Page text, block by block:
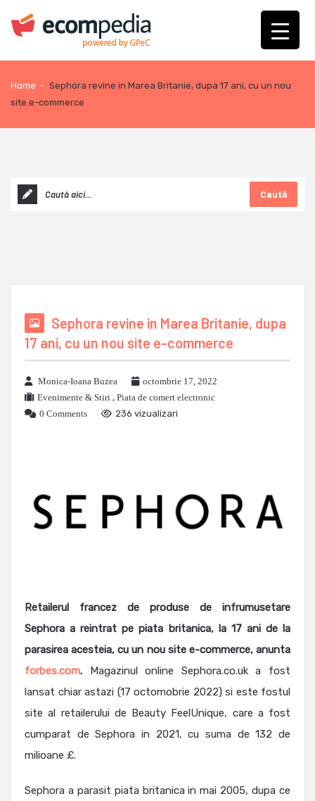
Home - Sephora revine in Marea Britanie, dupa 17 ani, cu un nou
site e-commerce
Caută
Sephora revine in Marea Britanie, dupa
17 ani, cu un nou site e-commerce
Monica-Ioana Buzea
octombrie 17, 2022
Evenimente & Stiri , Piata de comert electronic
0 Comments
236 vizualizari
Retailerul francez de produse de infrumusetare
Sephora a reintrat pe piata britanica, la 17 ani de la
parasirea acesteia, cu un nou site e-commerce, anunta
forbes.com. Magazinul online Sephora.co.uk a fost
lansat chiar astazi (17 octomobrie 2022) si este fostul
site al retailerului de Beauty FeelUnique, care a fost
cumparat de Sephora in 2021, cu suma de 132 de
milioane £.
Sephora a parasit piata britanica in mai 2005, dupa ce